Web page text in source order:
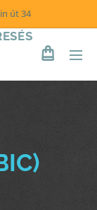
út 34